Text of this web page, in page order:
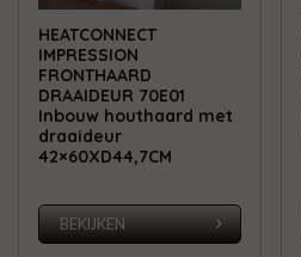
HEATCONNECT
IMPRESSION
FRONTHAARD
DRAAIDEUR 70E01
Inbouw houthaard met
draaideur
42×60XD44,7CM
BEKIJKEN